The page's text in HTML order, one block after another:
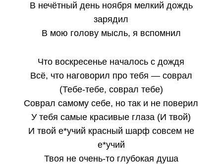
В нечётный день ноября мелкий дождь
зарядил
В мою голову мысль, я вспомнил
Что воскресенье началось с дождя
Всё, что наговорил про тебя — соврал
(Тебе-тебе, соврал тебе)
Соврал самому себе, но так и не поверил
У тебя самые красивые глаза (И твой)
И твой е*учий красный шарф совсем не
е*учий
Твоя не очень-то глубокая душа